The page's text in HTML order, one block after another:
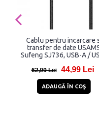
Cablu pentru incarcare
transfer de date
Sufeng SJ736, USB-A /
MicroUSB, 60W,
62,99 Lei 44,99 Lei
ADAUGĂ ÎN COŞ